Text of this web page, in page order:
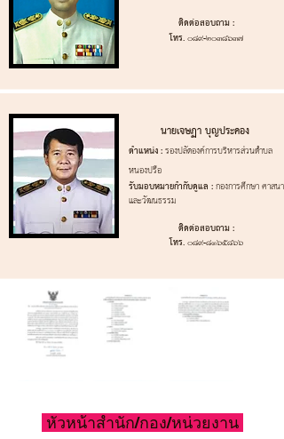
‌ติดต่อสอบถาม :
‌โทร.089-2038637
นายเจษฏา บุญประคอง ‌
ตำแหน่ง :รองปลัดองค์การบริหารส่วนตำบล
หนองปรือ
รับมอบหมายกำกับดูแล :กองการศึกษา ศาสนา
และวัฒนธรรม
‌ติดต่อสอบถาม :
‌โทร.089-๘๑๖๕๘๖6
หัวหน้าสำนัก/กอง/หน่วยงาน